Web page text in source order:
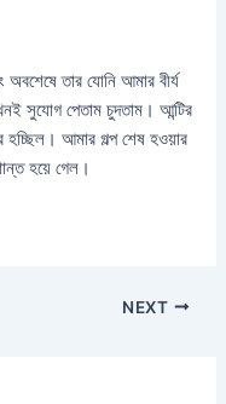
তার যোনি আমার বীর্য
সুযোগ পেতাম চুদতাম। আন্টির
আমার গল্প শেষ হওয়ার
হয়ে গেল।
NEXT